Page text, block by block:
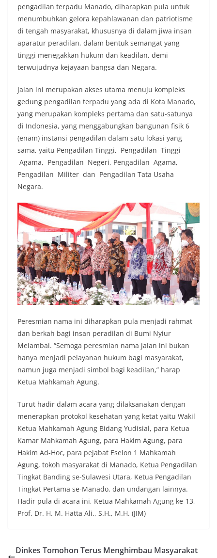
pengadilan terpadu Manado, diharapkan pula untuk
menumbuhkan gelora kepahlawanan dan patriotisme
di tengah masyarakat, khususnya di dalam jiwa insan
aparatur peradilan, dalam bentuk semangat yang
tinggi menegakkan hukum dan keadilan, demi
terwujudnya kejayaan bangsa dan Negara.
Jalan ini merupakan akses utama menuju kompleks
gedung pengadilan terpadu yang ada di Kota Manado,
yang merupakan kompleks pertama dan satu-satunya
di Indonesia, yang menggabungkan bangunan fisik 6
(enam) instansi pengadilan dalam satu lokasi yang
sama, yaitu Pengadilan Tinggi, Pengadilan Tinggi
Agama, Pengadilan Negeri, Pengadilan Agama,
Pengadilan Militer dan Pengadilan Tata Usaha
Negara.
Peresmian nama ini diharapkan pula menjadi rahmat
dan berkah bagi insan peradilan di Bumi Nyiur
Melambai. “Semoga peresmian nama jalan ini bukan
hanya menjadi pelayanan hukum bagi masyarakat,
namun juga menjadi simbol bagi keadilan,” harap
Ketua Mahkamah Agung.
Turut hadir dalam acara yang dilaksanakan dengan
menerapkan protokol kesehatan yang ketat yaitu Wakil
Ketua Mahkamah Agung Bidang Yudisial, para Ketua
Kamar Mahkamah Agung, para Hakim Agung, para
Hakim Ad-Hoc, para pejabat Eselon 1 Mahkamah
Agung, tokoh masyarakat di Manado, Ketua Pengadilan
Tingkat Banding se-Sulawesi Utara, Ketua Pengadilan
Tingkat Pertama se-Manado, dan undangan lainnya.
Hadir pula di acara ini, Ketua Mahkamah Agung ke-13,
Prof. Dr. H. M. Hatta Ali., S.H., M.H. (JIM)
Dinkes Tomohon Terus Menghimbau Masyarakat